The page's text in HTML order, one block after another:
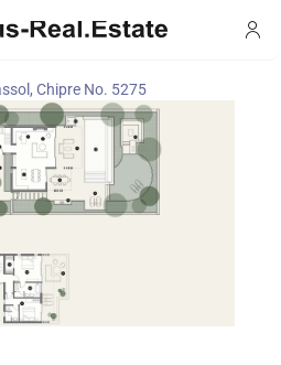
Chipre No. 5275